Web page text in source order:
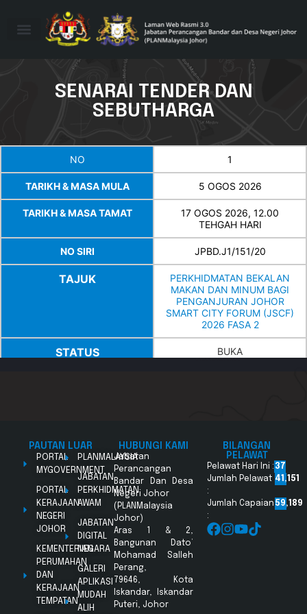
SENARAI TENDER DAN
SEBUTHARGA
NO 1
TARIKH & MASA MULA 5 OGOS 2026
TARIKH & MASA TAMAT
17 OGOS 2026, 12.00
TEHGAH HARI
NO SIRI JPBD.J1/151/20
TAJUK
PERKHIDMATAN BEKALAN
MAKAN DAN MINUM BAGI
PENGANJURAN JOHOR
SMART CITY FORUM (JSCF)
2026 FASA 2
STATUS BUKA
TEHGAH HARI
NO SIRI JPBD.J1/151/20
TAJUK
SEWAAN PERALATAN BAGI
PENGANJURAN JOHOR
SMART CITY FORUM (JSCF)
2026 FASA 2
STATUS
PAUTAN LUAR
PORTAL
MYGOVERNMENT
PORTAL
KERAJAAN
NEGERI
JOHOR
KEMENTERIAN
PERUMAHAN
DAN
KERAJAAN
TEMPATAN
PLANMALAYSIA
JABATAN
PERKHIDMATAN
AWAM
JABATAN
DIGITAL
NEGARA
GALERI
APLIKASI
MUDAH
ALIH
HUBUNGI KAMI
Jabatan
Perancangan
Bandar Dan Desa
Negeri Johor
(PLANMalaysia
Johor)
Aras 1 & 2,
Bangunan Dato’
Mohamad Salleh
Perang,
79646, Kota
Iskandar, Iskandar
Puteri, Johor
BILANGAN
PELAWAT
Pelawat Hari Ini : 37
Jumlah Pelawat
:
41,151
Jumlah Capaian
:
59,189